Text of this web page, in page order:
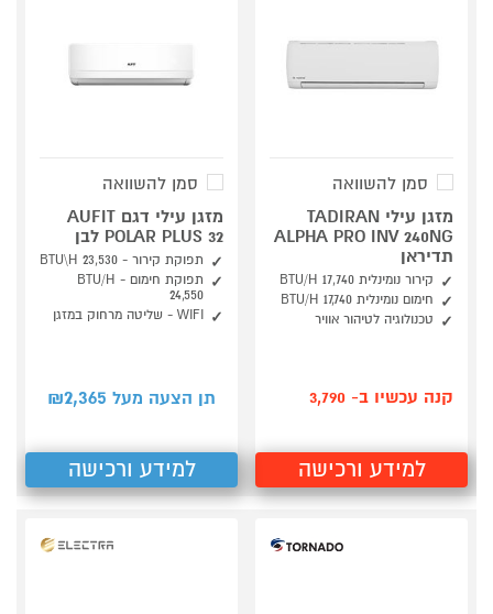
סמן להשוואה
מזגן עילי TADIRAN
ALPHA PRO INV 240NG
תדיראן
קירור נומינלית 17,740 BTU/H
חימום נומינלית BTU/H 17,740
טכנולוגיה לטיהור אוויר
קנה עכשיו ב- 3,790
למידע ורכישה
סמן להשוואה
מזגן עילי דגם AUFIT
POLAR PLUS 32 לבן
תפוקת קירור - 23,530 BTU\H
תפוקת חימום - BTU/H
24,550
WIFI - שליטה מרחוק במזגן
תן הצעה מעל ₪ 2,365
למידע ורכישה